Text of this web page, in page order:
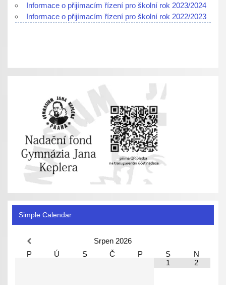
Informace o přijímacím řízení pro školní rok 2023/2024
Informace o přijímacím řízení pro školní rok 2022/2023
Simple Calendar
Srpen 2026
P
Ú S Č P S
N
1
2